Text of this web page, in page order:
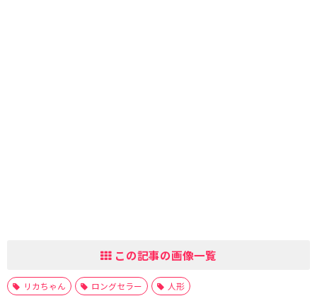
この記事の画像一覧
リカちゃん ロングセラー 人形